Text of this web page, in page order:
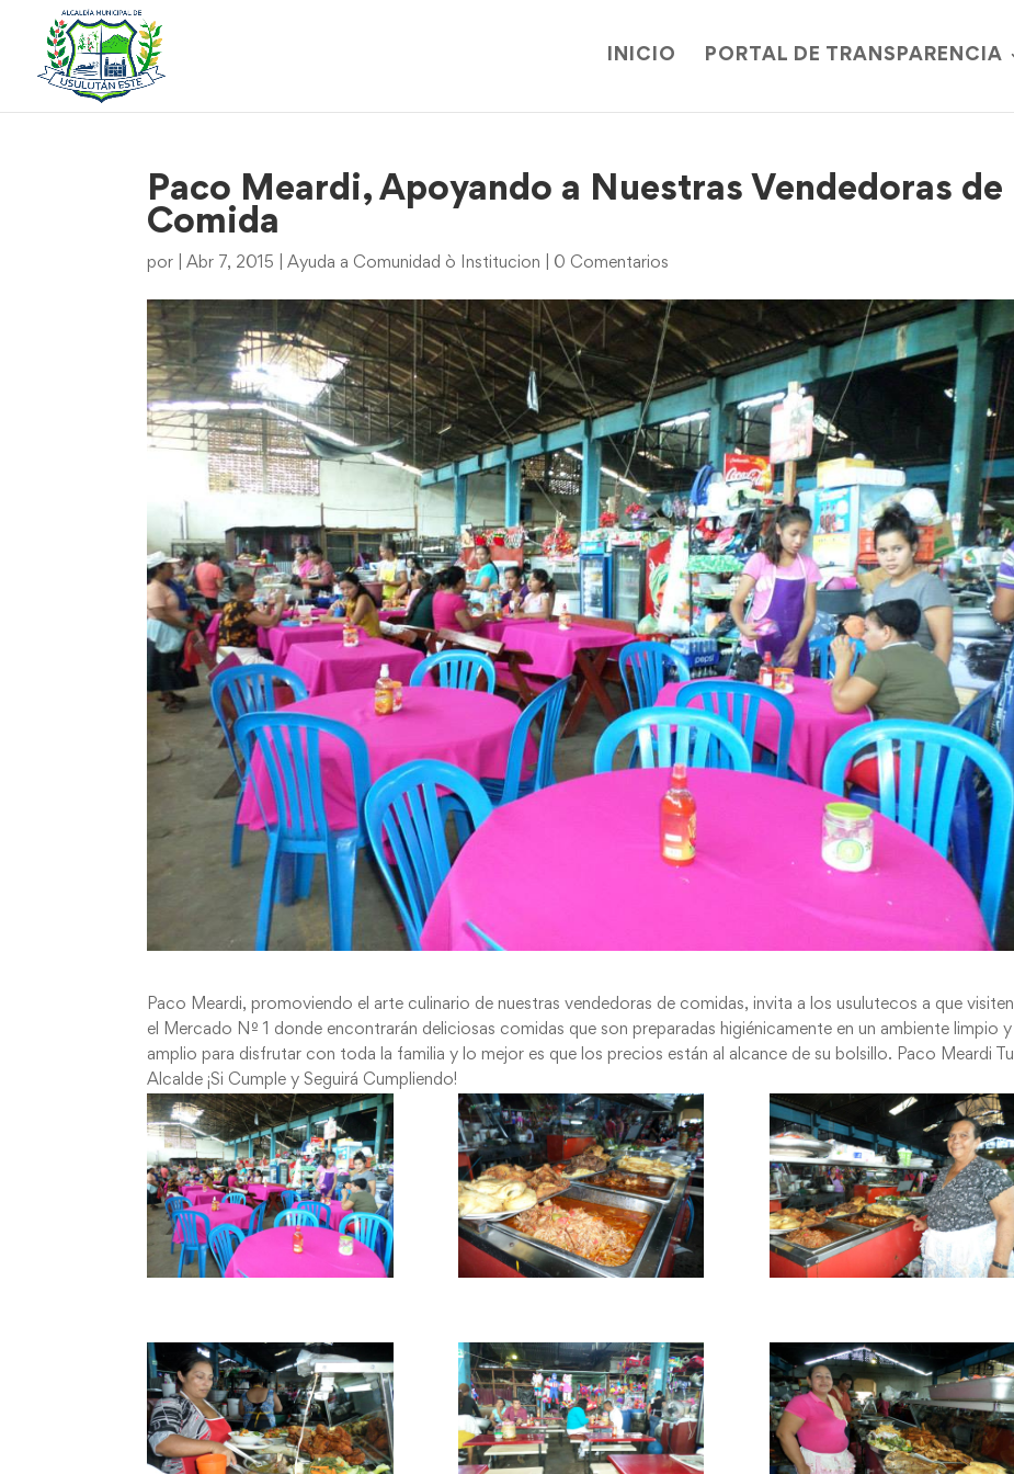
INICIO PORTAL DE TRANSPARENCIA
Paco Meardi, Apoyando a Nuestras Vendedoras de
Comida
por |Abr 7, 2015 |Ayuda a Comunidad ò Institucion 0 Comentarios
Paco Meardi, promoviendo el arte culinario de nuestras vendedoras de comidas, invita a los usulutecos a que visiten
el Mercado Nº 1 donde encontrarán deliciosas comidas que son preparadas higiénicamente en un ambiente limpio y
amplio para disfrutar con toda la familia y lo mejor es que los precios están al alcance de su bolsillo. Paco Meardi Tu
Alcalde ¡Si Cumple y Seguirá Cumpliendo!